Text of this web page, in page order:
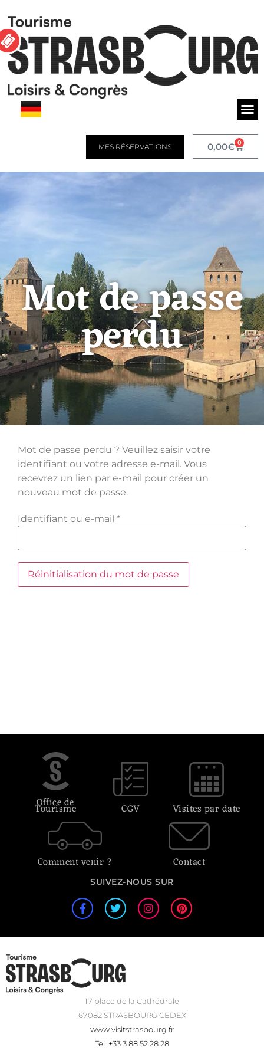
MES RÉSERVATIONS 0,00€ 0
Mot de passe
perdu
Mot de passe perdu ? Veuillez saisir votre
identifiant ou votre adresse e-mail. Vous
recevrez un lien par e-mail pour créer un
nouveau mot de passe.
Identifiant ou e-mail *
Réinitialisation du mot de passe
Office de
Tourisme CGV Visites par date
Comment venir ? Contact
SUIVEZ-NOUS SUR
17 place de la Cathédrale
67082 STRASBOURG CEDEX
www.visitstrasbourg.fr
Tel. +33 3 88 52 28 28